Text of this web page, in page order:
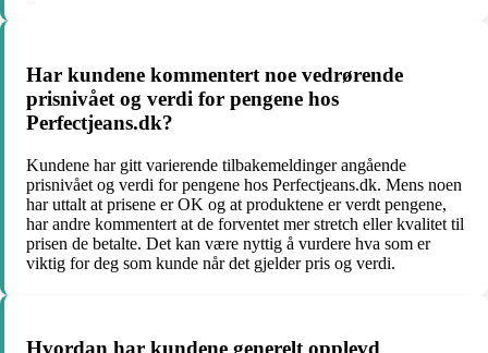
Har kundene kommentert noe vedrørende
prisnivået og verdi for pengene hos
Perfectjeans.dk?
Kundene har gitt varierende tilbakemeldinger angående
prisnivået og verdi for pengene hos Perfectjeans.dk. Mens noen
har uttalt at prisene er OK og at produktene er verdt pengene,
har andre kommentert at de forventet mer stretch eller kvalitet til
prisen de betalte. Det kan være nyttig å vurdere hva som er
viktig for deg som kunde når det gjelder pris og verdi.